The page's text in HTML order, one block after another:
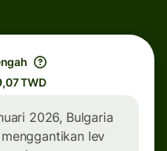
TWD
2026, Bulgaria
lev